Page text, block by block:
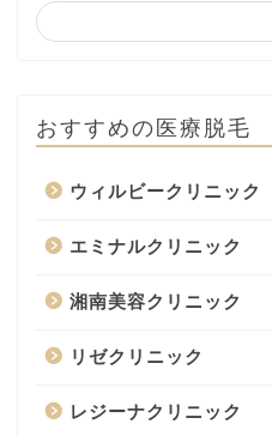
おすすめの医療脱毛
ウィルビークリニック
エミナルクリニック
湘南美容クリニック
リゼクリニック
レジーナクリニック